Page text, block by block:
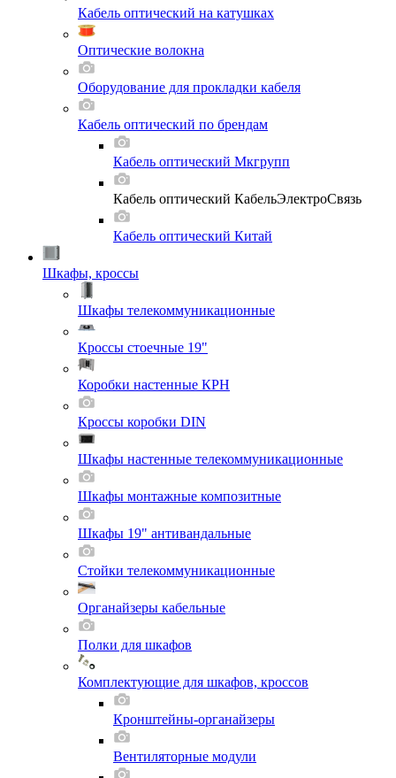
Кабель оптический на катушках
Оптические волокна
Оборудование для прокладки кабеля
Кабель оптический по брендам
Кабель оптический Мкгрупп
Кабель оптический КабельЭлектроСвязь
Кабель оптический Китай
Шкафы, кроссы
Шкафы телекоммуникационные
Кроссы стоечные 19"
Коробки настенные КРН
Кроссы коробки DIN
Шкафы настенные телекоммуникационные
Шкафы монтажные композитные
Шкафы 19" антивандальные
Стойки телекоммуникационные
Органайзеры кабельные
Полки для шкафов
Комплектующие для шкафов, кроссов
Кронштейны-органайзеры
Вентиляторные модули